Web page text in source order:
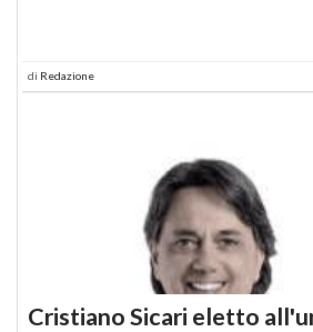
di Redazione
Cristiano Sicari eletto